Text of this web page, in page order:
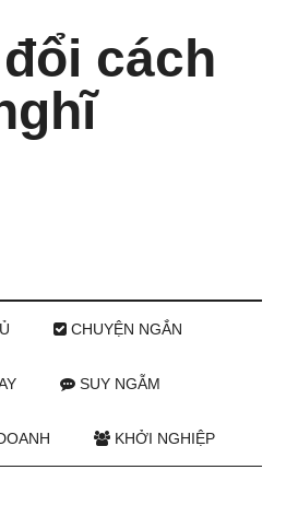
cách
CHUYỆN NGẮN
SUY NGẪM
KHỞI NGHIỆP